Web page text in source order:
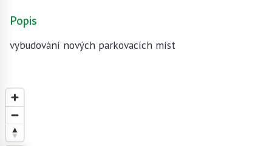
Popis
vybudování nových parkovacích míst